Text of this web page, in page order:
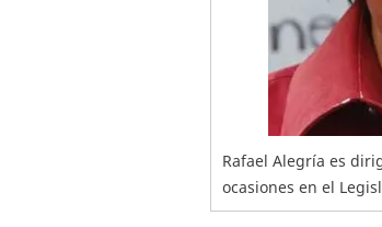
Rafael Alegría es
ocasiones en el